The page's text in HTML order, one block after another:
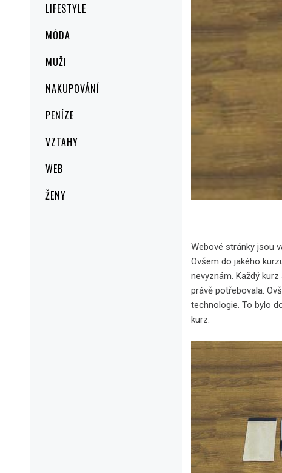
LIFESTYLE
MÓDA
MUŽI
NAKUPOVÁNÍ
PENÍZE
VZTAHY
WEB
ŽENY
Webové stránky jsou
Ovšem do jakého
nevyznám. Každý
právě potřebovala.
technologie. To bylo
kurz.